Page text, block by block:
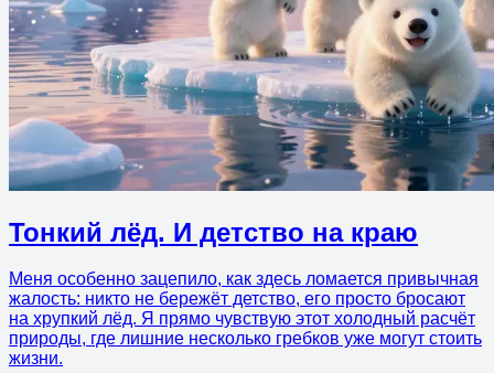
Тонкий лёд. И детство на краю
Меня особенно зацепило, как здесь ломается привычная
жалость: никто не бережёт детство, его просто бросают
на хрупкий лёд. Я прямо чувствую этот холодный расчёт
природы, где лишние несколько гребков уже могут стоить
жизни.